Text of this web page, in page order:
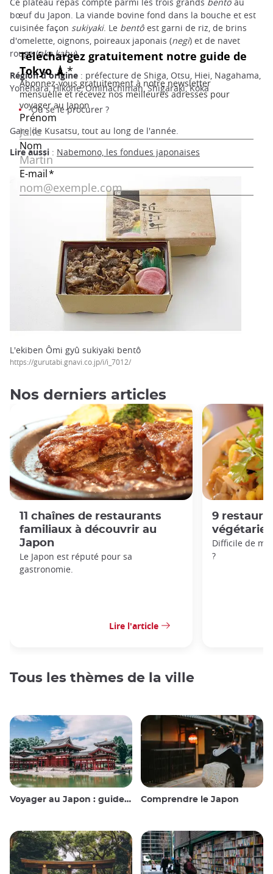
Ce plateau repas compte parmi les trois grands bentô au
bœuf du Japon. La viande bovine fond dans la bouche et est
cuisinée façon sukiyaki. Le bentô est garni de riz, de brins
d'omelette, oignons, poireaux japonais (negi) et de navet
rouge (aka kabu).
Région d'origine : préfecture de Shiga, Otsu, Hiei, Nagahama,
Yonehara, Hikone, Omihachiman, Shigaraki, Koka
Où se le procurer ?
Gare de Kusatsu, tout au long de l'année.
Lire aussi : Nabemono, les fondues japonaises
L'ekiben Ômi gyû sukiyaki bentô
https://gurutabi.gnavi.co.jp/i/i_7012/
Nos derniers articles
11 chaînes de restaurants
familiaux à découvrir au
Japon
Le Japon est réputé pour sa
gastronomie.
Lire l'article
9
Difficile de
?
Tous les thèmes de la ville
Voyager au Japon : guide et conseils Comprendre le Japon